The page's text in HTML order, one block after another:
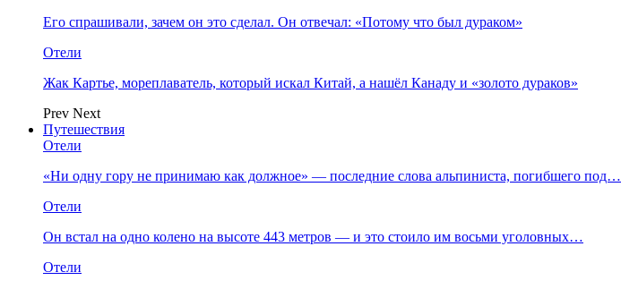
Его спрашивали, зачем он это сделал. Он отвечал: «Потому что был дураком»
Отели
Жак Картье, мореплаватель, который искал Китай, а нашёл Канаду и «золото дураков»
Prev Next
Путешествия
Отели
«Ни одну гору не принимаю как должное» — последние слова альпиниста, погибшего под…
Отели
Он встал на одно колено на высоте 443 метров — и это стоило им восьми уголовных…
Отели